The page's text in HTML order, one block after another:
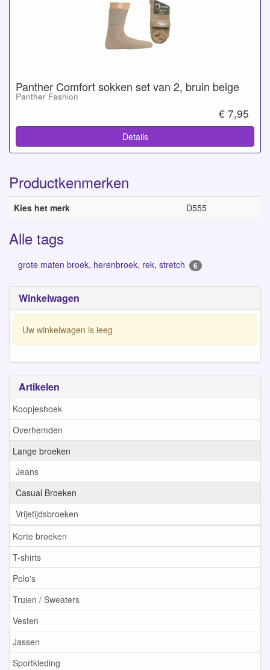
Winkelwagen
Uw winkelwagen is leeg
Artikelen
Koopjeshoek
Overhemden
Lange broeken
Jeans
Casual Broeken
Vrijetijdsbroeken
Korte broeken
T-shirts
Polo's
Truien / Sweaters
Vesten
Jassen
Sportkleding
Panther Comfort sokken set van 2, bruin beige
Panther Fashion
€ 7,95
Details
Productkenmerken
Kies het merk D555
Alle tags
grote maten broek, herenbroek, rek, stretch 6